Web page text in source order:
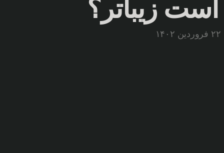
زیباتر؟
۲۲ فروردین ۱۴۰۲